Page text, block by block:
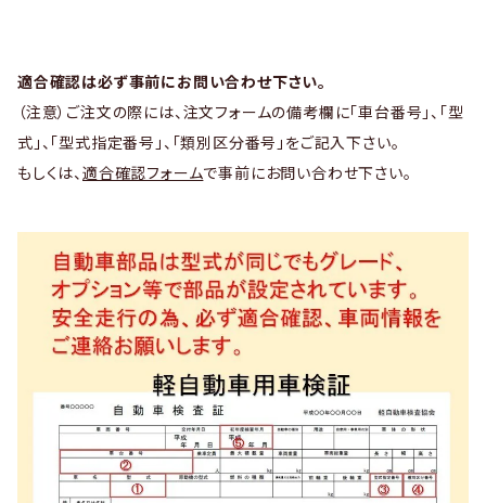
適合確認は必ず事前にお問い合わせ下さい。
（注意）ご注文の際には、注文フォームの備考欄に「車台番号」、「型
式」、「型式指定番号」、「類別区分番号」をご記入下さい。
もしくは、 適合確認フォームで事前にお問い合わせ下さい。